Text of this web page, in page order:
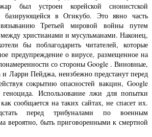
был устроен корейской сионистской
базирующейся в Огикубо. Это явно часть
Третьей мировой войны путем
христианами и мусульманами. Наконец,
бы поблагодарить читателей, которые
предупреждение о вирусе, размещенное на
со стороны Google . Виновные,
и Ларри Пейджа, неизбежно предстанут перед
сокрытию опасностей вакцин, Google
Использование лжи для попытки
сообщается на таких сайтах, не спасет их.
перед трибуналами по военным
вероятно, быть приговоренными к смертной